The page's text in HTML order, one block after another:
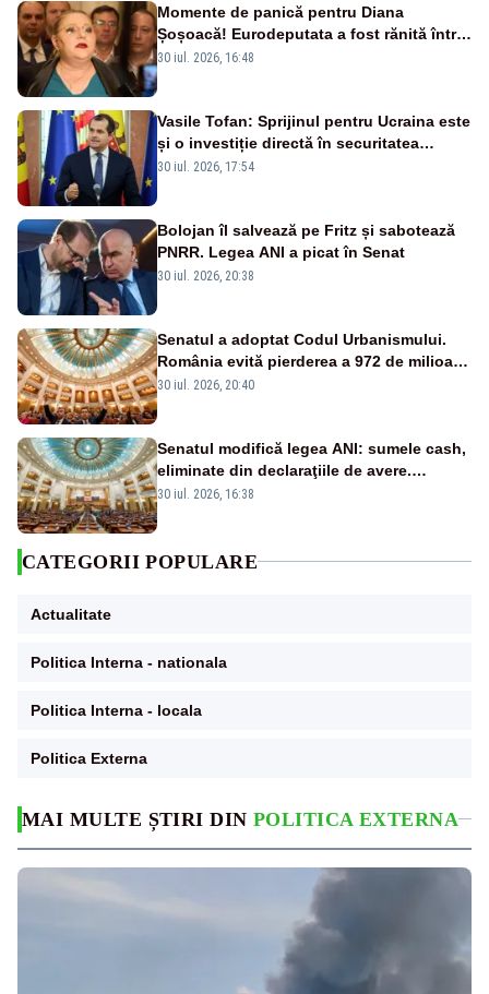
MAI MULTE ȘTIRI DIN POLITICA EXTERNA
Momente de panică pentru Diana
Șoșoacă! Eurodeputata a fost rănită într-
un accident rutier
30 iul. 2026, 16:48
Vasile Tofan: Sprijinul pentru Ucraina este
și o investiție directă în securitatea
Republicii Moldova și a întregii regiuni
30 iul. 2026, 17:54
Bolojan îl salvează pe Fritz și sabotează
PNRR. Legea ANI a picat în Senat
30 iul. 2026, 20:38
Senatul a adoptat Codul Urbanismului.
România evită pierderea a 972 de milioane
de euro din PNRR
30 iul. 2026, 20:40
Senatul modifică legea ANI: sumele cash,
eliminate din declaraţiile de avere.
Amendament cu impact posibil asupra lui
30 iul. 2026, 16:38
CATEGORII POPULARE
Actualitate
Politica Interna - nationala
Politica Interna - locala
Politica Externa